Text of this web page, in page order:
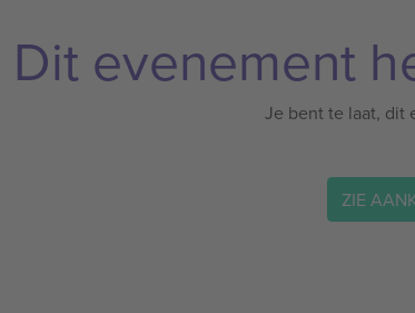
Dit evenement
Je bent te laat, dit
ZIE